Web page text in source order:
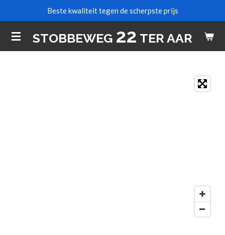
naar
de
STOBBEWEG 22 TER AAR
Beste kwaliteit tegen de scherpste prijs